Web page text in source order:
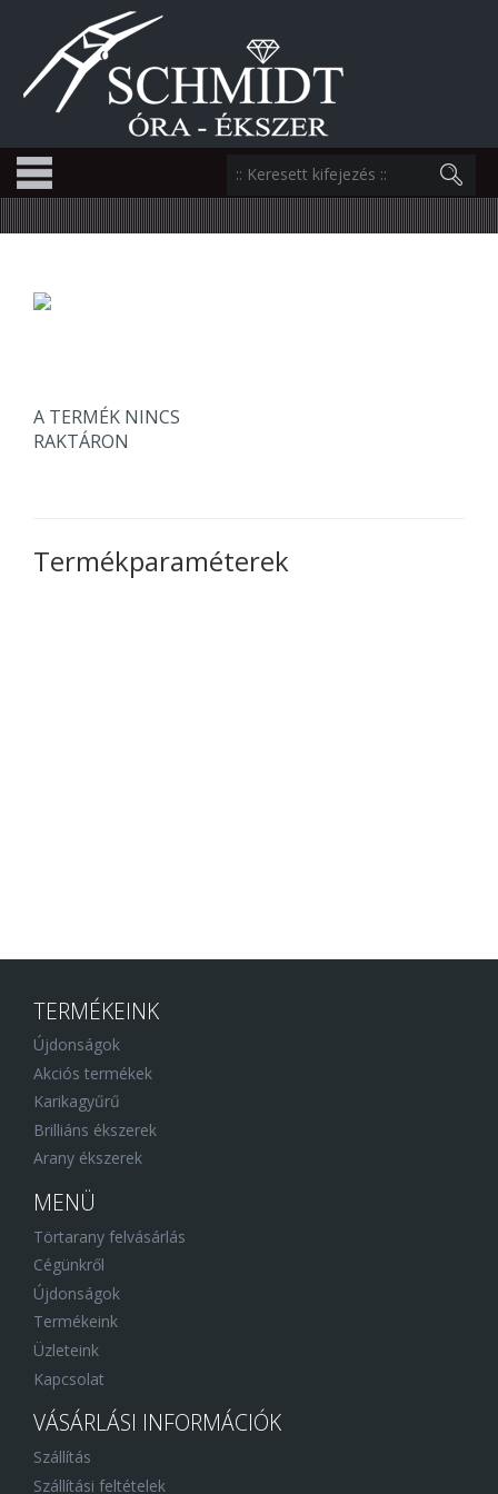
A TERMÉK NINCS
RAKTÁRON
Termékparaméterek
TERMÉKEINK
Újdonságok
Akciós termékek
Karikagyűrű
Brilliáns ékszerek
Arany ékszerek
MENÜ
Törtarany felvásárlás
Cégünkről
Újdonságok
Termékeink
Üzleteink
Kapcsolat
VÁSÁRLÁSI INFORMÁCIÓK
Szállítás
Szállítási feltételek